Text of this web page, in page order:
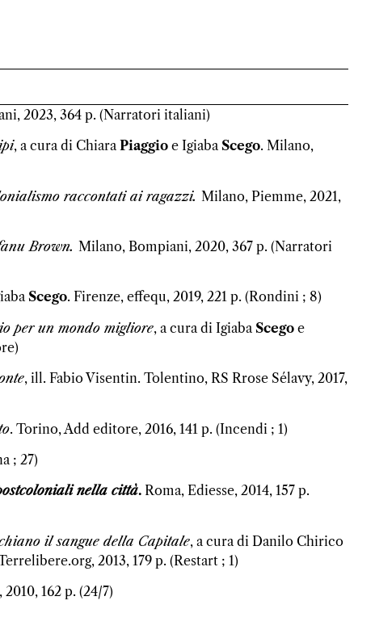
2023, 364 p. (Narratori italiani)
, a cura di Chiara Piaggioe Igiaba Scego. Milano,
raccontati ai ragazzi. Milano, Piemme, 2021,
Brown. Milano, Bompiani, 2020, 367 p. (Narratori
Scego. Firenze, effequ, 2019, 221 p. (Rondini ; 8)
per un mondo migliore, a cura di Igiaba Scegoe
, ill. Fabio Visentin. Tolentino, RS Rrose Sélavy, 2017,
. Torino, Add editore, 2016, 141 p. (Incendi ; 1)
; 27)
nella città. Roma, Ediesse, 2014, 157 p.
il sangue della Capitale, a cura di Danilo Chirico
2013, 179 p. (Restart ; 1)
162 p. (24/7)